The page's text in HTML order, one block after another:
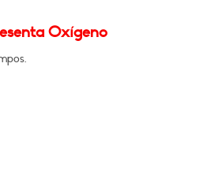
Oxígeno